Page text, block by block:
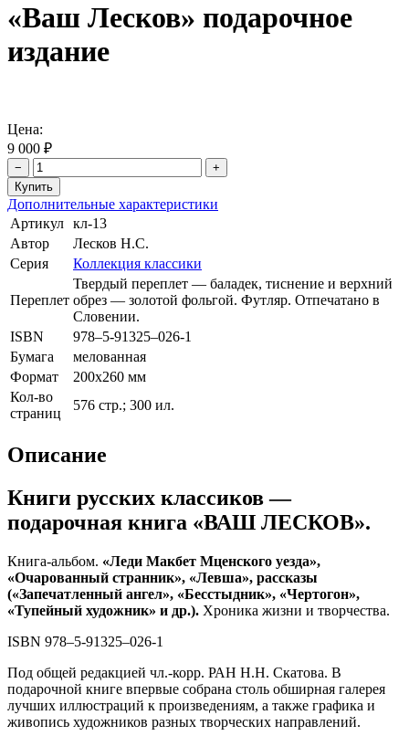
«Ваш Лесков» подарочное
издание
Цена:
9 000 ₽
− +
Дополнительные характеристики
Артикул кл-13
Автор
Лесков Н.С.
Серия
Коллекция классики
Переплет
Твердый переплет — баладек, тиснение и верхний
обрез — золотой фольгой. Футляр. Отпечатано в
Словении.
ISBN
978–5-91325–026-1
Бумага
мелованная
Формат
200х260 мм
Кол-во
страниц
576 стр.; 300 ил.
Описание
Книги русских классиков —
подарочная книга «ВАШ ЛЕСКОВ».
Книга-альбом. «Леди Макбет Мценского уезда»,
«Очарованный странник», «Левша», рассказы
(«Запечатленный ангел», «Бесстыдник», «Чертогон»,
«Тупейный художник» и др.). Хроника жизни и творчества.
ISBN 978–5-91325–026-1
Под общей редакцией чл.-корр. РАН Н.Н. Скатова. В
подарочной книге впервые собрана столь обширная галерея
лучших иллюстраций к произведениям, а также графика и
живопись художников разных творческих направлений.